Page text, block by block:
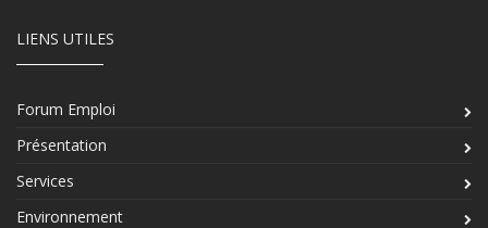
LIENS UTILES
Forum Emploi
Présentation
Services
Environnement